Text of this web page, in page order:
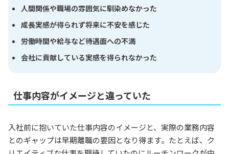
人間関係や職場の雰囲気に馴染めなかった
成長実感が得られず将来に不安を感じた
労働時間や給与など待遇面への不満
会社に貢献している実感を得られなかった
仕事内容がイメージと違っていた
入社前に抱いていた仕事内容のイメージと、実際の業務内容
とのギャップは早期離職の要因となり得ます。たとえば、ク